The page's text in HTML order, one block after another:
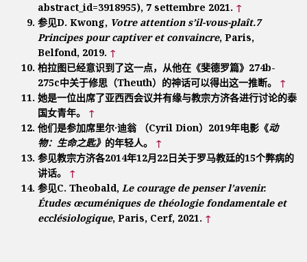
abstract_id=3918955), 7 settembre 2021. ↑
参见D. Kwong, Votre attention s’il-vous-plaît.7
Principes pour captiver et convaincre, Paris,
Belfond, 2019. ↑
柏拉图已经意识到了这一点，从他在《斐德罗篇》274b-
275c中关于修思（Theuth）的神话可以得出这一推断。 ↑
她是一位出席了亚西西会议并有缘与教宗方济各进行讨论的泰
国女青年。 ↑
他们是参加席里尔·迪翁 （Cyril Dion）2019年电影《动
物：生命之匙》 的年轻人。 ↑
参见教宗方济各2014年12月22日关于罗马教廷的15个弊病的
讲话。 ↑
参见C. Theobald, Le courage de penser l’avenir.
Études œcuméniques de théologie fondamentale et
ecclésiologique, Paris, Cerf, 2021. ↑